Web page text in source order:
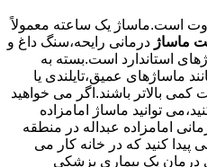
است.ماساژ یک ساعته معمولاً
ماساژ درمانی رایحه،سنگ داغ و
استاندارد است.بسته به
ماساژهای عمیق،تایلندی یا
بالاتر باشند.اگر می خواهید
توانید ماساژ امامزاده
امامزاده عبداله در منطقه
پیدا کنید که در خانه کار می
درمان یک بیماری پزشکی